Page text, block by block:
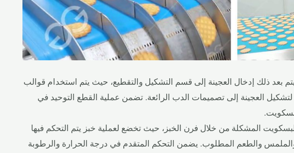
بعد ذلك إدخال العجينة إلى قسم التشكيل والتقطيع، حيث يتم استخدام قوالب
العجينة إلى تصميمات الدب الرائعة. تضمن عملية القطع التوحيد في
المشكلة من خلال فرن الخبز، حيث تخضع لعملية خبز يتم التحكم فيها
والطعم المطلوب. يضمن التحكم المتقدم في درجة الحرارة والرطوبة